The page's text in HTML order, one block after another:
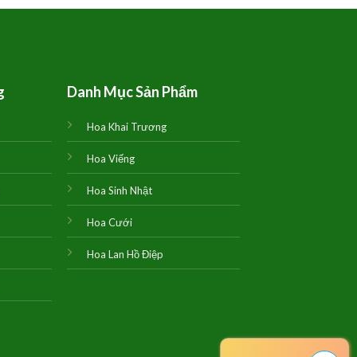
Danh Mục Sản Phẩm
Hoa Khai Trương
Hoa Viếng
Hoa Sinh Nhật
Hoa Cưới
Hoa Lan Hồ Điệp